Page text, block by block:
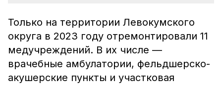
Только на территории Левокумского
округа в 2023 году отремонтировали 11
медучреждений. В их числе —
врачебные амбулатории, фельдшерско-
акушерские пункты и участковая